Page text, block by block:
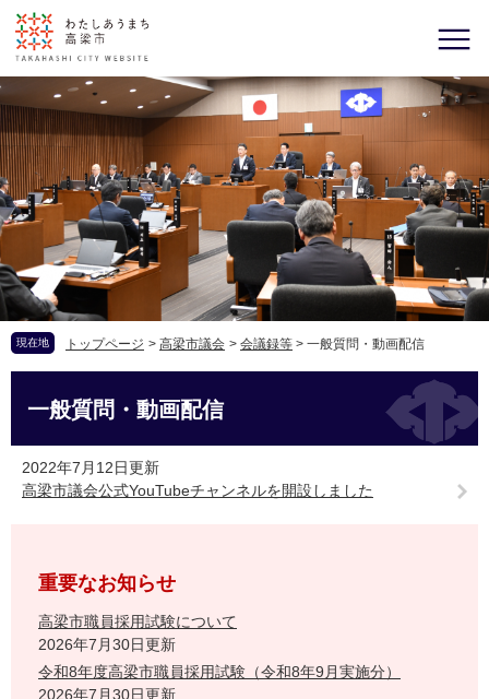
現在地 トップページ > 高梁市議会 > 会議録等 > 一般質問・動画配信
一般質問・動画配信
2022年7月12日更新
高梁市議会公式YouTubeチャンネルを開設しました
重要なお知らせ
高梁市職員採用試験について
2026年7月30日更新
令和8年度高梁市職員採用試験（令和8年9月実施分）
2026年7月30日更新